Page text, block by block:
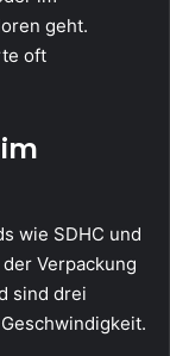
geht.
oft
wie SDHC und
der Verpackung
sind drei